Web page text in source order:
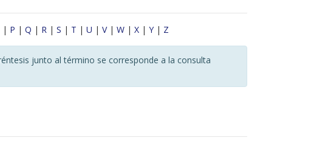
| P | Q | R | S | T | U | V| W | X | Y | Z
junto al término se corresponde a la consulta